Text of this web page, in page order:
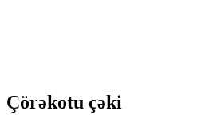
Çörəkotu çəki